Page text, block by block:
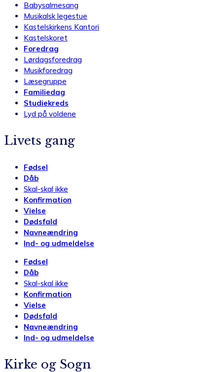
Babysalmesang
Musikalsk legestue
Kastelskirkens Kantori
Kastelskoret
Foredrag
Lørdagsforedrag
Musikforedrag
Læsegruppe
Familiedag
Studiekreds
Lyd på voldene
Livets gang
Fødsel
Dåb
Skal-skal ikke
Konfirmation
Vielse
Dødsfald
Navneændring
Ind- og udmeldelse
Fødsel
Dåb
Skal-skal ikke
Konfirmation
Vielse
Dødsfald
Navneændring
Ind- og udmeldelse
Kirke og Sogn